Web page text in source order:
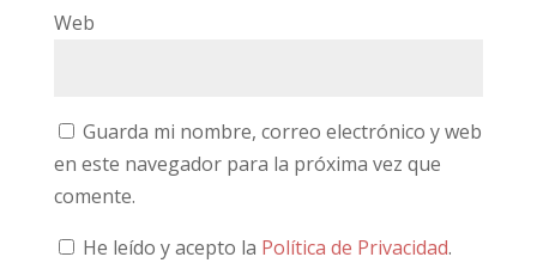
Web
Guarda mi nombre, correo electrónico y web
en este navegador para la próxima vez que
comente.
He leído y acepto la Política de Privacidad.